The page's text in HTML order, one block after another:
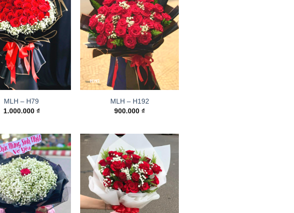
MLH – H79
1.000.000 ₫
MLH – H192
900.000₫